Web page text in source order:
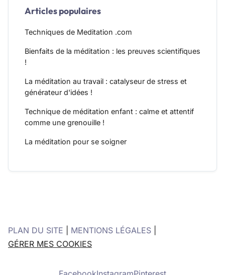
Articles populaires
Techniques de Meditation .com
Bienfaits de la méditation : les preuves scientifiques
!
La méditation au travail : catalyseur de stress et
générateur d'idées !
Technique de méditation enfant : calme et attentif
comme une grenouille !
La méditation pour se soigner
PLAN DU SITE MENTIONS LÉGALES
GÉRER MES COOKIES